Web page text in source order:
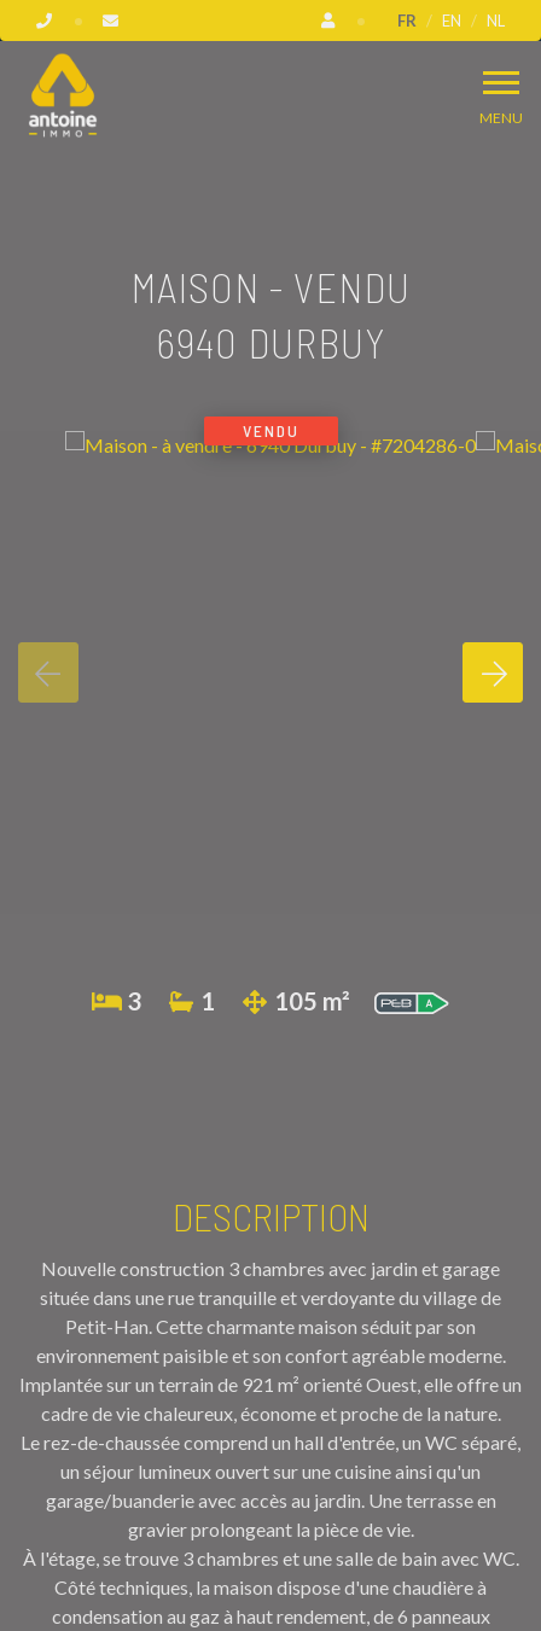
FR EN NL
MENU
MAISON - VENDU
6940 DURBUY
VENDU
3 1 105 m²
DESCRIPTION
Nouvelle construction 3 chambres avec jardin et garage
situéedans une rue tranquille et verdoyante du village de
Petit-Han. Cette charmante maison séduit par son
environnement paisible et son confort agréable moderne.
Implantée sur un terrain de 921 m² orienté Ouest, elle offre un
cadre de vie chaleureux, économe et proche de la nature.
Lerez-de-chausséecomprend un hall d'entrée, un WC séparé,
un séjour lumineuxouvert sur unecuisineainsi qu'un
garage/buanderieavec accès au jardin. Uneterrasse en
gravierprolongeant la pièce de vie.
À l'étage, se trouve 3 chambres et une salle de bain avec WC.
Côtétechniques, la maison dispose d'unechaudière à
condensation au gaz à haut rendement, de6 panneaux